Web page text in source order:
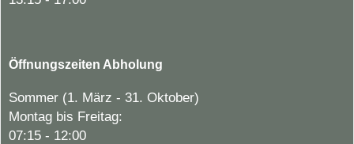
Öffnungszeiten Abholung
Sommer (1. März - 31. Oktober)
Montag bis Freitag:
07:15 - 12:00